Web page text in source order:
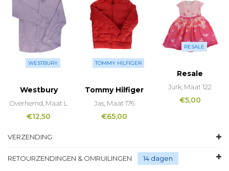
WESTBURY
Westbury
Overhemd, Maat L
€12,50
TOMMY HILFIGER
Tommy Hilfiger
Jas, Maat 176
€65,00
RESALE
Resale
Jurk, Maat 122
€5,00
VERZENDING
RETOURZENDINGEN & OMRUILINGEN 14 dagen